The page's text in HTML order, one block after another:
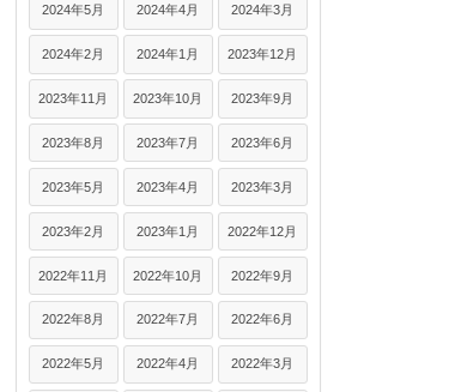
2024年5月 2024年4月 2024年3月
2024年2月 2024年1月 2023年12月
2023年11月 2023年10月 2023年9月
2023年8月 2023年7月 2023年6月
2023年5月 2023年4月 2023年3月
2023年2月 2023年1月 2022年12月
2022年11月 2022年10月 2022年9月
2022年8月 2022年7月 2022年6月
2022年5月 2022年4月 2022年3月